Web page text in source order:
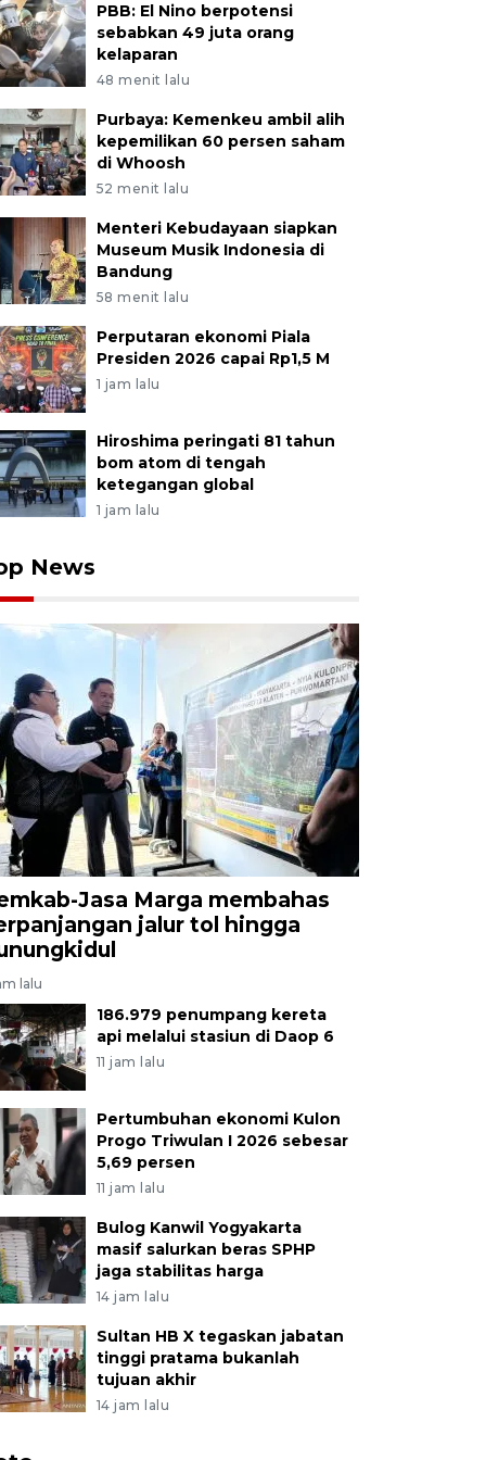
PBB: El Nino berpotensi
sebabkan 49 juta orang
kelaparan
48 menit lalu
Purbaya: Kemenkeu ambil alih
kepemilikan 60 persen saham
di Whoosh
52 menit lalu
Menteri Kebudayaan siapkan
Museum Musik Indonesia di
Bandung
58 menit lalu
Perputaran ekonomi Piala
Presiden 2026 capai Rp1,5 M
1 jam lalu
Hiroshima peringati 81 tahun
bom atom di tengah
ketegangan global
1 jam lalu
News
Jasa Marga membahas
jalur tol hingga
lalu
186.979 penumpang kereta
api melalui stasiun di Daop 6
11 jam lalu
Pertumbuhan ekonomi Kulon
Progo Triwulan I 2026 sebesar
5,69 persen
11 jam lalu
Bulog Kanwil Yogyakarta
masif salurkan beras SPHP
jaga stabilitas harga
14 jam lalu
Sultan HB X tegaskan jabatan
tinggi pratama bukanlah
tujuan akhir
14 jam lalu